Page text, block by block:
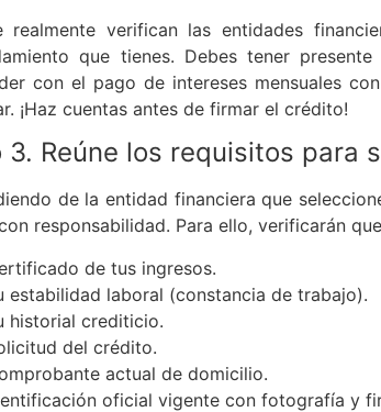
realmente verifican las entidades
que tienes. Debes tener
con el pago de intereses mensuales
¡Haz cuentas antes de firmar el crédito!
3. Reúne los requisitos para
de la entidad financiera que
responsabilidad. Para ello, verificarán
de tus ingresos.
estabilidad laboral (constancia de trabajo).
historial crediticio.
del crédito.
actual de domicilio.
oficial vigente con fotografía y